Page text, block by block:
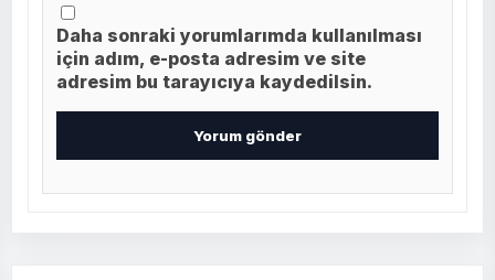
Daha sonraki yorumlarımda kullanılması
için adım, e-posta adresim ve site
adresim bu tarayıcıya kaydedilsin.